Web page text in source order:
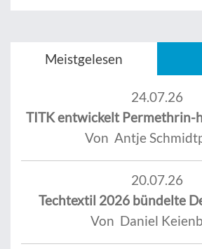
Meistgelesen
24.07.26
TITK entwickelt Permethrin-
Von Antje
20.07.26
Techtextil 2026 bündelte
Von Daniel